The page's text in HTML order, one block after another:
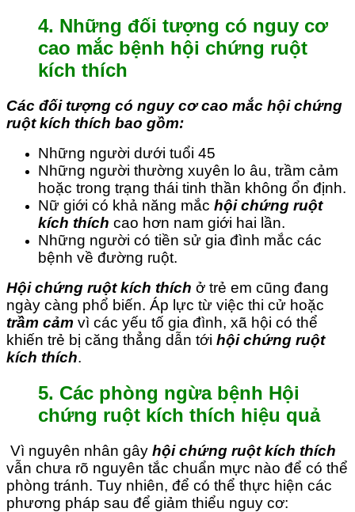
4. Những đối tượng có nguy cơ
cao mắc bệnh hội chứng ruột
kích thích
Các đối tượng có nguy cơ cao mắc hội chứng
ruột kích thích bao gồm:
Những người dưới tuổi 45
Những người thường xuyên lo âu, trầm cảm
hoặc trong trạng thái tinh thần không ổn định.
Nữ giới có khả năng mắc hội chứng ruột
kích thích cao hơn nam giới hai lần.
Những người có tiền sử gia đình mắc các
bệnh về đường ruột.
Hội chứng ruột kích thích ở trẻ em cũng đang
ngày càng phổ biến. Áp lực từ việc thi cử hoặc
trầm cảm vì các yếu tố gia đình, xã hội có thể
khiến trẻ bị căng thẳng dẫn tới hội chứng ruột
kích thích.
5. Các phòng ngừa bệnh Hội
chứng ruột kích thích hiệu quả
Vì nguyên nhân gây hội chứng ruột kích thích
vẫn chưa rõ nguyên tắc chuẩn mực nào để có thể
phòng tránh. Tuy nhiên, để có thể thực hiện các
phương pháp sau để giảm thiểu nguy cơ: